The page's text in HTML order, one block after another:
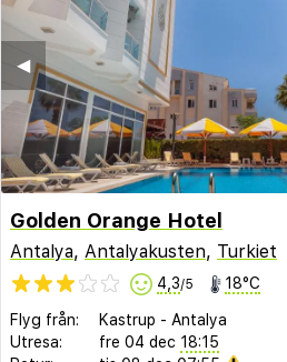
◀︎
Golden Orange Hotel
Antalya, Antalyakusten, Turkiet
4,3/5 18°C
Flyg från: Kastrup - Antalya
Utresa:
fre 04 dec 18:15